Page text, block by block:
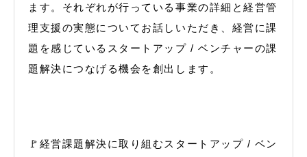
ます。それぞれが行っている事業の詳細と経営管
理支援の実態についてお話しいただき、経営に課
題を感じているスタートアップ / ベンチャーの課
題解決につなげる機会を創出します。
🚩経営課題解決に取り組むスタートアップ / ベン